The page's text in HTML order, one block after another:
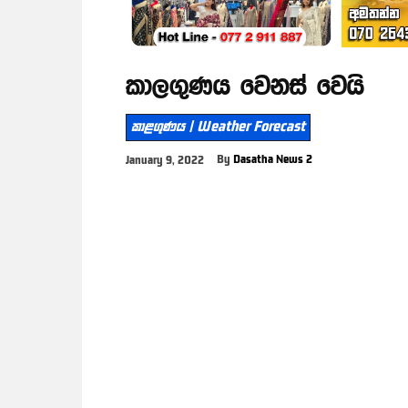
කාලගුණය වෙනස් වෙයි
කාළගුණය | Weather Forecast
January 9, 2022 By Dasatha News 2